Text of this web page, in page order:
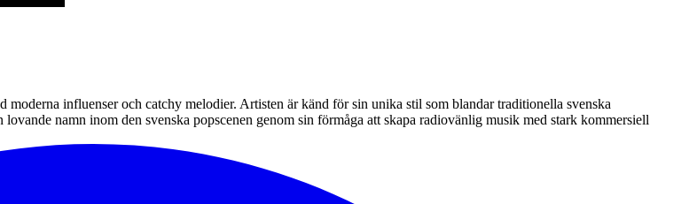
influenser och catchy melodier. Artisten är känd för sin unika stil som blandar traditionella svenska
namn inom den svenska popscenen genom sin förmåga att skapa radiovänlig musik med stark kommersiell